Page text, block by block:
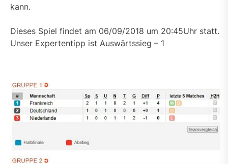
kann.
Dieses Spiel findet am 06/09/2018 um 20:45Uhr statt.
Unser Expertentipp ist Auswärtssieg – 1